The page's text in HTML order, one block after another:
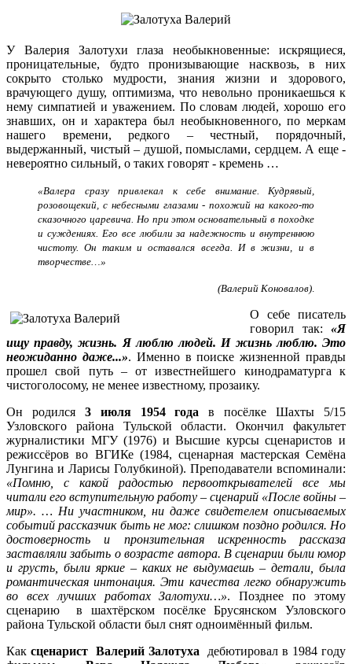
У Валерия Залотухи глаза необыкновенные: искрящиеся,
проницательные, будто пронизывающие насквозь, в них
сокрыто столько мудрости, знания жизни и здорового,
врачующего душу, оптимизма, что невольно проникаешься к
нему симпатией и уважением. По словам людей, хорошо его
знавших, он и характера был необыкновенного, по меркам
нашего времени, редкого – честный, порядочный,
выдержанный, чистый – душой, помыслами, сердцем. А еще -
невероятно сильный, о таких говорят - кремень …
«Валера сразу привлекал к себе внимание. Кудрявый,
розовощекий, с небесными глазами - похожий на какого-то
сказочного царевича. Но при этом основательный в походке
и суждениях. Его все любили за надежность и внутреннюю
чистоту. Он таким и оставался всегда. И в жизни, и в
творчестве…»
(Валерий Коновалов)
О себе писатель
говорил так: «Я
ищу правду, жизнь. Я люблю людей. И жизнь люблю. Это
неожиданно даже...». Именно в поиске жизненной правды
прошел свой путь – от известнейшего кинодраматурга к
чистоголосому, не менее известному, прозаику.
Он родился 3 июля 1954 года в посёлке Шахты 5/15
Узловского района Тульской области. Окончил факультет
журналистики МГУ (1976) и Высшие курсы сценаристов и
режиссёров во ВГИКе (1984, сценарная мастерская Семёна
Лунгина и Ларисы Голубкиной). Преподаватели вспоминали:
«Помню, с какой радостью первооткрывателей все мы
читали его вступительную работу – сценарий «После войны –
мир». … Ни участником, ни даже свидетелем описываемых
событий рассказчик быть не мог: слишком поздно родился. Но
достоверность и пронзительная искренность рассказа
заставляли забыть о возрасте автора. В сценарии были юмор
и грусть, были яркие – каких не выдумаешь – детали, была
романтическая интонация. Эти качества легко обнаружить
во всех лучших работах Залотухи…». Позднее по этому
сценарию в шахтёрском посёлке Брусянском Узловского
района Тульской области был снят одноимённый фильм.
Как сценарист Валерий Залотуха дебютировал в 1984 году